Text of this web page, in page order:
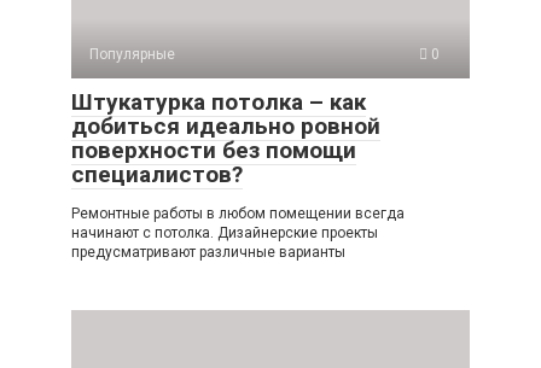
Популярные 0
Штукатурка потолка – как
добиться идеально ровной
поверхности без помощи
специалистов?
Ремонтные работы в любом помещении всегда
начинают с потолка. Дизайнерские проекты
предусматривают различные варианты